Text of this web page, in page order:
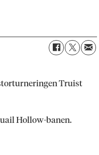
Truist
Hollow-banen.